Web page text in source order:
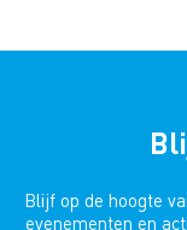
Blijf op de hoogte
evenementen en